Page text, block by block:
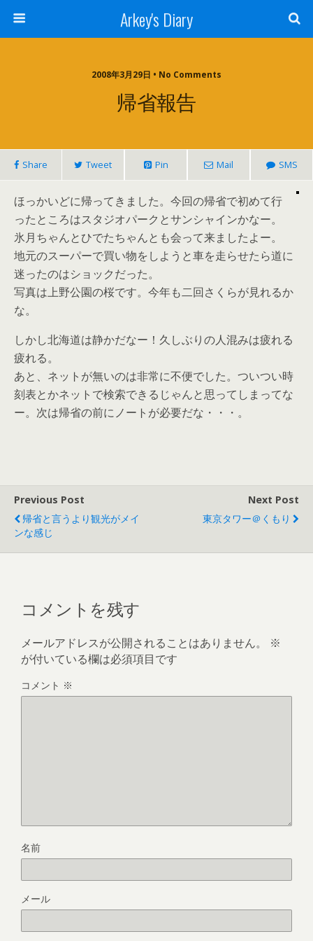
Arkey's Diary
2008年3月29日 • No Comments
帰省報告
Share Tweet Pin Mail SMS
ほっかいどに帰ってきました。今回の帰省で初めて行
ったところはスタジオパークとサンシャインかなー。
氷月ちゃんとひでたちゃんとも会って来ましたよー。
地元のスーパーで買い物をしようと車を走らせたら道に
迷ったのはショックだった。
写真は上野公園の桜です。今年も二回さくらが見れるか
な。
しかし北海道は静かだなー！久しぶりの人混みは疲れる
疲れる。
あと、ネットが無いのは非常に不便でした。ついつい時
刻表とかネットで検索できるじゃんと思ってしまってな
ー。次は帰省の前にノートが必要だな・・・。
Previous Post
帰省と言うより観光がメイ
ンな感じ
Next Post
東京タワー＠くもり
コメントを残す
メールアドレスが公開されることはありません。
※
が付いている欄は必須項目です
コメント ※
名前
メール